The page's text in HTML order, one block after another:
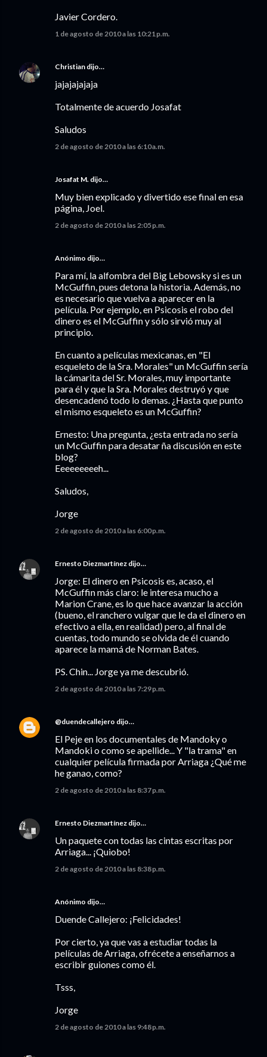
Javier Cordero.
1 de agosto de 2010 a las 10:21 p.m.
Christian dijo…
jajajajajaja
Totalmente de acuerdo Josafat
Saludos
2 de agosto de 2010 a las 6:10 a.m.
Josafat M. dijo…
Muy bien explicado y divertido ese final en esa
página, Joel.
2 de agosto de 2010 a las 2:05 p.m.
Anónimo dijo…
Para mí, la alfombra del Big Lebowsky si es un
McGuffin, pues detona la historia. Además, no
es necesario que vuelva a aparecer en la
película. Por ejemplo, en Psicosis el robo del
dinero es el McGuffin y sólo sirvió muy al
principio.
En cuanto a películas mexicanas, en "El
esqueleto de la Sra. Morales" un McGuffin sería
la cámarita del Sr. Morales, muy importante
para él y que la Sra. Morales destruyó y que
desencadenó todo lo demas. ¿Hasta que punto
el mismo esqueleto es un McGuffin?
Ernesto: Una pregunta, ¿esta entrada no sería
un McGuffin para desatar ña discusión en este
blog?
Eeeeeeeeeh...
Saludos,
Jorge
2 de agosto de 2010 a las 6:00 p.m.
Ernesto Diezmartínez dijo…
Jorge: El dinero en Psicosis es, acaso, el
McGuffin más claro: le interesa mucho a
Marion Crane, es lo que hace avanzar la acción
(bueno, el ranchero vulgar que le da el dinero en
efectivo a ella, en realidad) pero, al final de
cuentas, todo mundo se olvida de él cuando
aparece la mamá de Norman Bates.
PS. Chin... Jorge ya me descubrió.
2 de agosto de 2010 a las 7:29 p.m.
@duendecallejero dijo…
El Peje en los documentales de Mandoky o
Mandoki o como se apellide... Y "la trama" en
cualquier película firmada por Arriaga ¿Qué me
he ganao, como?
2 de agosto de 2010 a las 8:37 p.m.
Ernesto Diezmartínez dijo…
Un paquete con todas las cintas escritas por
Arriaga... ¡Quiobo!
2 de agosto de 2010 a las 8:38 p.m.
Anónimo dijo…
Duende Callejero: ¡Felicidades!
Por cierto, ya que vas a estudiar todas la
películas de Arriaga, ofrécete a enseñarnos a
escribir guiones como él.
Tsss,
Jorge
2 de agosto de 2010 a las 9:48 p.m.